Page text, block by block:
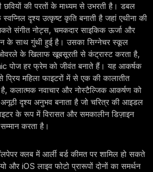
छवियों की परतों के माध्यम से उभरती है। डबल
दृश्य उत्कृष्ट कृति बनाती है जहां एथीना की
संगीत नोट्स, चमकदार साइकिक ऊर्जा और
के साथ गुंथी हुई है। उसका सिग्नेचर स्कूल
ओवरले के खिलाफ खूबसूरती से कंट्रास्ट करता है,
पोज हर फ्रेम को जीवंत बनाते हैं। यह आकर्षक
प्रिय महिला फाइटरों में से एक की कालातीत
कलात्मक नवाचार और नोस्टैल्जिक आकर्षण को
दृश्य अनुभव बनाता है जो चरित्र की आइडल
के रूप में विरासत और समकालीन डिज़ाइन
करता है।
क्लब में आर्ली बर्ड कीमत पर शामिल हो सकते
और iOS लाइव फोटो प्रारूपों दोनों का समर्थन